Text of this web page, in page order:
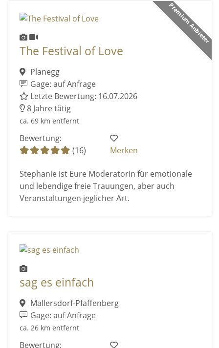
Premium Anbieter
The Festival of Love
Planegg
Gage: auf Anfrage
Letzte Bewertung: 16.07.2026
8 Jahre tätig
ca. 69 km entfernt
Bewertung:
(16)
Merken
Stephanie ist Eure Moderatorin für emotionale
und lebendige freie Trauungen, aber auch
Veranstaltungen jeglicher Art.
sag es einfach
Mallersdorf-Pfaffenberg
Gage: auf Anfrage
ca. 26 km entfernt
Bewertung: